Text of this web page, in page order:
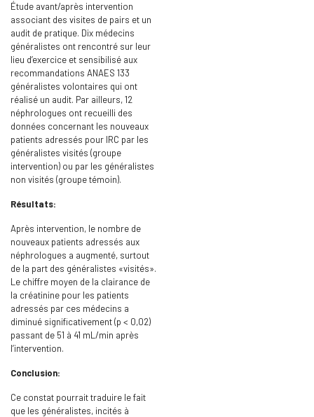
Étude avant/après intervention
associant des visites de pairs et un
audit de pratique. Dix médecins
généralistes ont rencontré sur leur
lieu d’exercice et sensibilisé aux
recommandations ANAES 133
généralistes volontaires qui ont
réalisé un audit. Par ailleurs, 12
néphrologues ont recueilli des
données concernant les nouveaux
patients adressés pour IRC par les
généralistes visités (groupe
intervention) ou par les généralistes
non visités (groupe témoin).
Résultats:
Après intervention, le nombre de
nouveaux patients adressés aux
néphrologues a augmenté, surtout
de la part des généralistes «visités».
Le chiffre moyen de la clairance de
la créatinine pour les patients
adressés par ces médecins a
diminué significativement (p < 0,02)
passant de 51 à 41 mL/min après
l’intervention.
Conclusion:
Ce constat pourrait traduire le fait
que les généralistes, incités à